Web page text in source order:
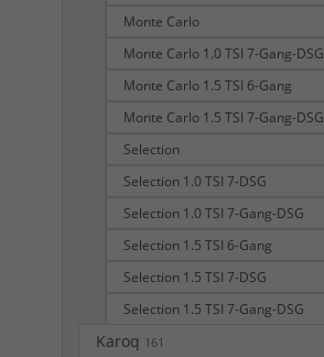
Monte Carlo
Monte Carlo 1.0 TSI 7-Gang-DSG
Monte Carlo 1.5 TSI 6-Gang
Monte Carlo 1.5 TSI 7-Gang-DSG
Selection
Selection 1.0 TSI 7-DSG
Selection 1.0 TSI 7-Gang-DSG
Selection 1.5 TSI 6-Gang
Selection 1.5 TSI 7-DSG
Selection 1.5 TSI 7-Gang-DSG
Karoq 161